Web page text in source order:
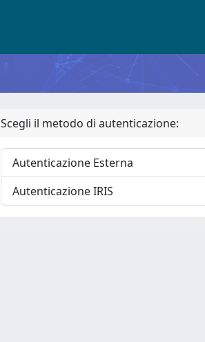
Scegli il metodo di autenticazione:
Autenticazione Esterna
Autenticazione IRIS